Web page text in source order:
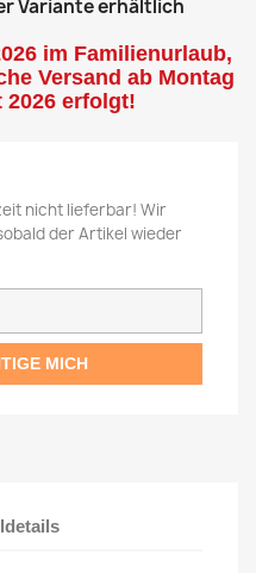
Variante erhältlich
im Familienurlaub,
Versand ab Montag
2026 erfolgt!
nicht lieferbar! Wir
der Artikel wieder
MICH